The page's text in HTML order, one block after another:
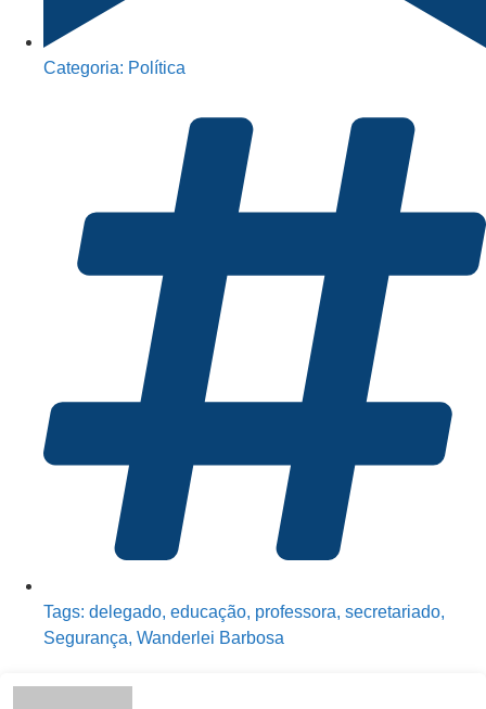
Categoria: Política
Tags: delegado, educação, professora, secretariado,
Segurança, Wanderlei Barbosa